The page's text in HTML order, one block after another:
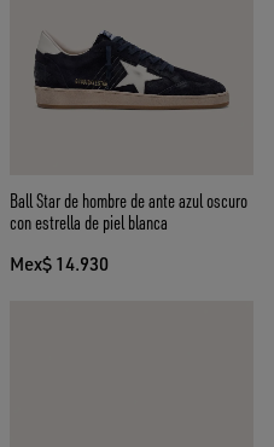
Ball Star de hombre de ante azul oscuro
con estrella de piel blanca
Mex$ 14.930